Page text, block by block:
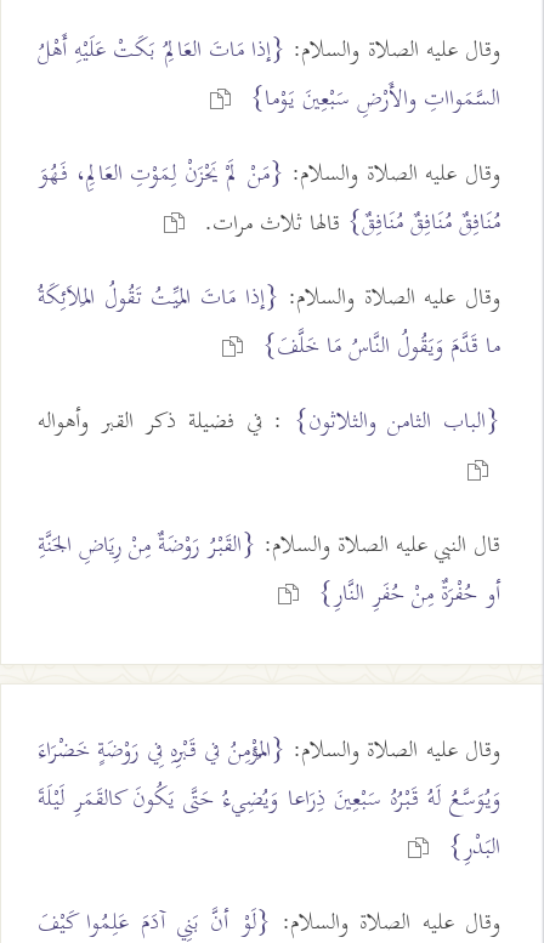
وقال عليه الصلاة والسلام: {إذا مَاتَ العَالِمُ بَكَتْ عَلَيْهِ أَهْلُ
السَّمَوااتِ والأَرْضِ سَبْعِينَ يَوْما}
وقال عليه الصلاة والسلام: {مَنْ لَمْ يَحْزَنْ لِمَوْتِ العَالِمِ، فَهُوَ
مُنَافِقٌ مُنَافِقٌ مُنَافِقٌ} قالها ثلاث مرات.
وقال عليه الصلاة والسلام: {إذا مَاتَ المَيِّتُ تَقُولُ المَلاَئِكَةُ
ما قَدَّمَ وَيَقُولُ النَّاسُ مَا خَلَّفَ}
{الباب الثامن والثلاثون} : في فضيلة ذكر القبر وأهواله
قال النبي عليه الصلاة والسلام: {القَبْرُ رَوْضَةٌ مِنْ رِيَاضِ الجَنَّةِ
أو حُفْرَةٌ مِنْ حُفَرِ النَّارِ}
وقال عليه الصلاة والسلام: {المُؤْمِنُ في قَبْرِهِ فِي رَوْضَةٍ خَضْرَاءَ
وَيُوَسَّعُ لَهُ قَبْرُهُ سَبْعِينَ ذِرَاعا وَيُضِيءُ حَتَّى يَكُونَ كالقَمَرِ لَيْلَةَ
البَدْرِ}
وقال عليه الصلاة والسلام: {لَوْ أنَّ بَنِي آدَمَ عَلِمُوا كَيْفَ